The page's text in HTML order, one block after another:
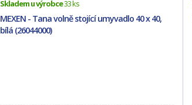
Skladem u výrobce33 ks
MEXEN - Tana volně stojící umyvadlo 40 x 40,
bílá (26044000)